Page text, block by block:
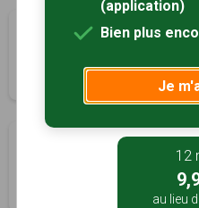
Sur les pas de
Tracé GPS
A l'ombre des chênes
Tracé GPS
(application)
Bien plus
Je
12
au lieu